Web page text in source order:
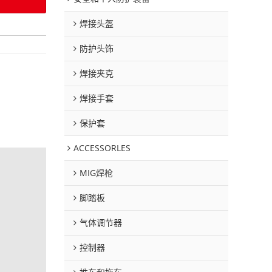
焊接头盔
防护头饰
焊接夹克
焊接手套
保护套
ACCESSORLES
MIG焊枪
脚踏板
气体调节器
控制器